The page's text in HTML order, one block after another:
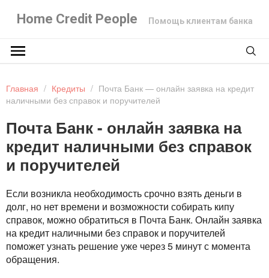
Home Credit People Помощь клиентам банка
Главная / Кредиты / Почта Банк — онлайн заявка на кредит
наличными без справок и поручителей
Почта Банк - онлайн заявка на
кредит наличными без справок
и поручителей
Если возникла необходимость срочно взять деньги в
долг, но нет времени и возможности собирать кипу
справок, можно обратиться в Почта Банк. Онлайн заявка
на кредит наличными без справок и поручителей
поможет узнать решение уже через 5 минут с момента
обращения.